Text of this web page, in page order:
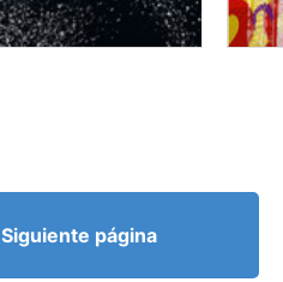
Siguiente página